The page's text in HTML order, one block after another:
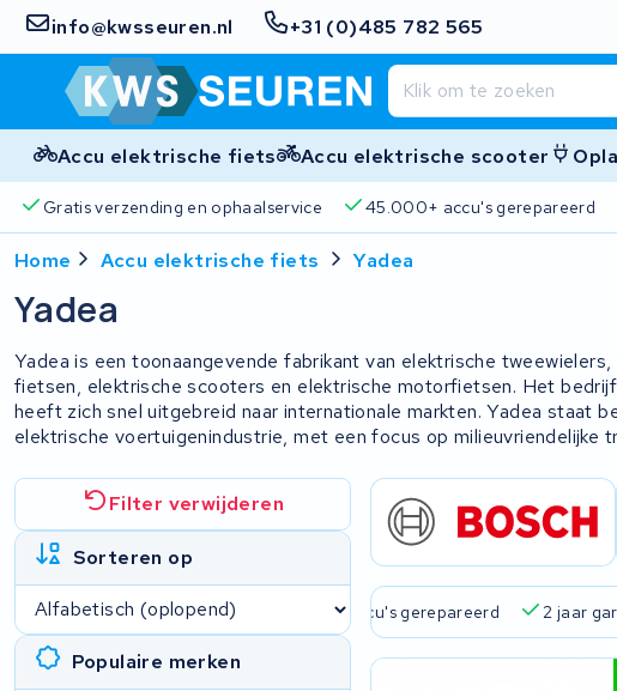
info@kwsseuren.nl +31 (0)485 782 565
Accu elektrische fiets Accu elektrische scooter
Gratis verzending en ophaalservice 45.000+ accu's gerepareerd
Home Accu elektrische fiets Yadea
Yadea
Yadea is een toonaangevende fabrikant van elektrische
fietsen, elektrische scooters en elektrische motorfietsen. Het bedrijf
heeft zich snel uitgebreid naar internationale markten. Yadea staat
elektrische voertuigenindustrie, met een focus op milieuvriendelijke
Filter verwijderen
Sorteren op
Populaire merken
en ophaalservice 45.000+ accu's gerepareerd 2 jaar